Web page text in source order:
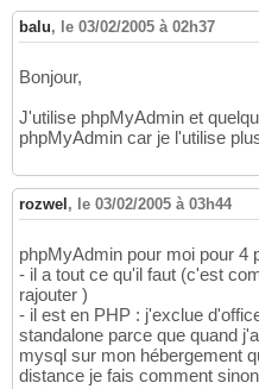
balu, le 03/02/2005 à 02h37
Bonjour,
J'utilise phpMyAdmin et
phpMyAdmin car je l'utilise
rozwel , le 03/02/2005 à 03h44
phpMyAdmin pour moi pour 4
- il a tout ce qu'il faut (c'est
rajouter )
- il est en PHP : j'exclue
standalone parce que quand
mysql sur mon hébergement
distance je fais comment